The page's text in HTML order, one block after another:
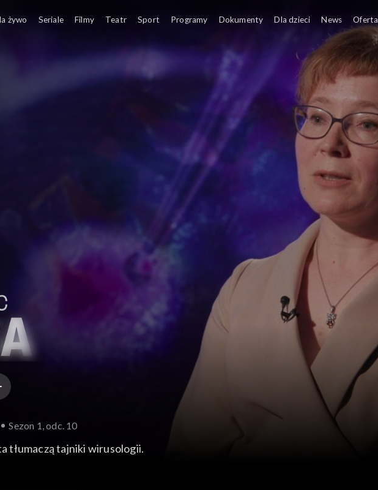
Sezon 1, odc. 10
tłumaczą tajniki wirusologii.
żywo Seriale Filmy Teatr Sport Programy Dokumenty Dla dzieci News Oferta